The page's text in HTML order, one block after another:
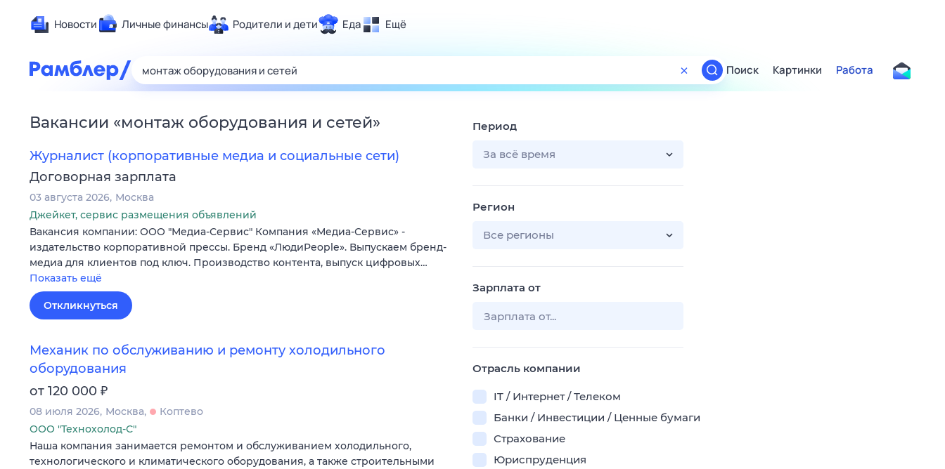
Новости Личные финансы Родители и дети Еда Ещё
Здоровье
Развлечения и отдых
Спорт
Карьера
Сберегаем вместе
Гороскопы
Поиск
ТВ-программа
Поиск Картинки Работа
Вакансии «монтаж оборудования и сетей»
Журналист (корпоративные медиа и социальные сети)
Договорная зарплата
03 августа 2026 Москва
Джейкет, сервис размещения объявлений
Вакансия компании: ООО "Медиа-Сервис" Компания «Медиа-Сервис» -
издательство корпоративной прессы. Бренд «ЛюдиPeople». Выпускаем бренд-
медиа для клиентов под ключ. Производство контента, выпуск цифровых…
Показать ещё
Откликнуться
Механик по обслуживанию и ремонту холодильного
оборудования
от 120 000 ₽
08 июля 2026 Москва
Коптево
ООО "Технохолод-С"
Наша компания занимается ремонтом и обслуживанием холодильного,
технологического и климатического оборудования, а также строительными
Период
За всё время
Регион
Все регионы
Зарплата от
Отрасль компании
IT / Интернет / Телеком
Банки / Инвестиции / Ценные бумаги
Страхование
Юриспруденция